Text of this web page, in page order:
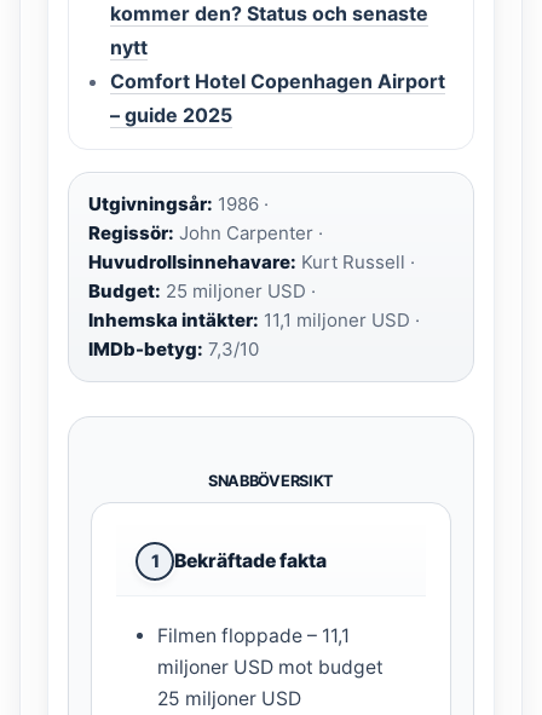
kommer den? Status och senaste
nytt
Comfort Hotel Copenhagen Airport
– guide 2025
Utgivningsår: 1986 ·
Regissör: John Carpenter ·
Huvudrollsinnehavare: Kurt Russell ·
Budget: 25 miljoner USD ·
Inhemska intäkter: 11,1 miljoner USD ·
IMDb-betyg: 7,3/10
SNABBÖVERSIKT
1 Bekräftade fakta
Filmen floppade – 11,1
miljoner USD mot budget
25 miljoner USD